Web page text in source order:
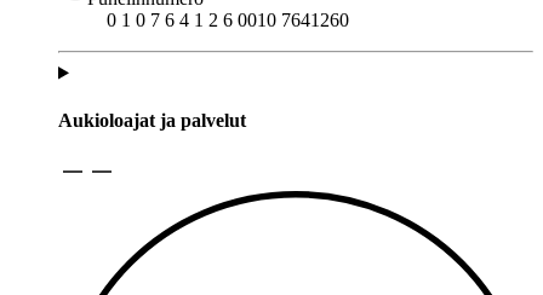
0 1 0 7 6 4 1 2 6 0010 7641260
Aukioloajat ja palvelut